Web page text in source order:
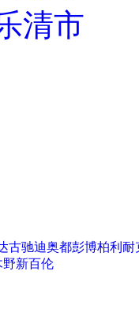
清市
古驰迪奥都彭博柏利 耐
野新百伦